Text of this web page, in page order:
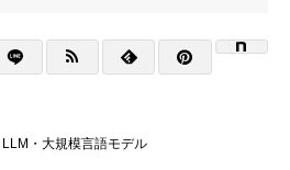
LLM・大規模言語モデル